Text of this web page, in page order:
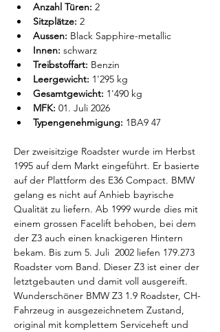
Anzahl Türen: 2
Sitzplätze: 2
Aussen: Black Sapphire-metallic
Innen: schwarz
Treibstoffart: Benzin
Leergewicht: 1'295 kg
Gesamtgewicht: 1'490 kg
MFK: 01. Juli 2026
Typengenehmigung: 1BA9 47
Der zweisitzige Roadster wurde im Herbst
1995 auf dem Markt eingeführt. Er basierte
auf der Plattform des E36 Compact. BMW
gelang es nicht auf Anhieb bayrische
Qualität zu liefern. Ab 1999 wurde dies mit
einem grossen Facelift behoben, bei dem
der Z3 auch einen knackigeren Hintern
bekam. Bis zum 5. Juli  2002 liefen 179.273
Roadster vom Band. Dieser Z3 ist einer der
letztgebauten und damit voll ausgereift.
Wunderschöner BMW Z3 1.9 Roadster, CH-
Fahrzeug in ausgezeichnetem Zustand,
original mit komplettem Serviceheft und